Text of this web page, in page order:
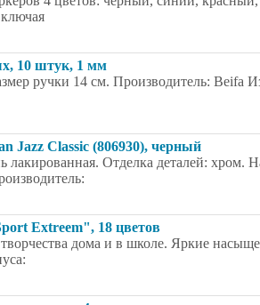
10 штук, 1 мм
ручки 14 см. Производитель: Beifa
Jazz Classic (806930), черный
лакированная. Отделка деталей:
Extreem", 18 цветов
дома и в школе. Яркие